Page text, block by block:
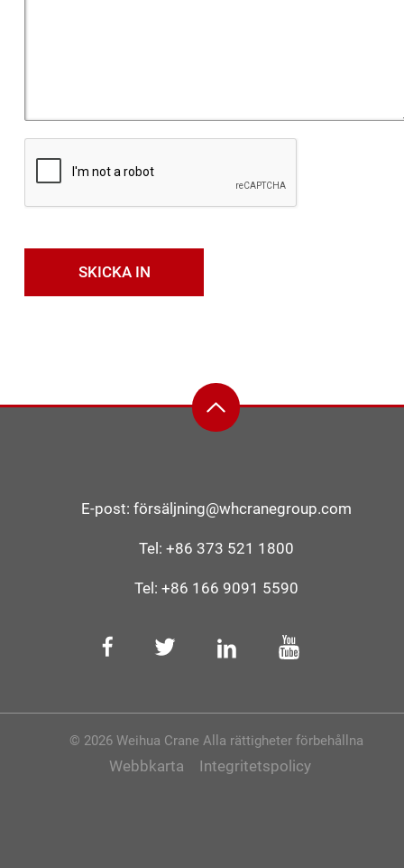
E-post: försäljning@whcranegroup.com
Tel: +86 373 521 1800
Tel: +86 166 9091 5590
© 2026 Weihua Crane Alla rättigheter förbehållna
Webbkarta Integritetspolicy